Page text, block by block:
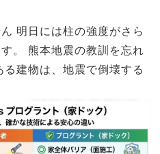
明日には柱の強度がさら
。
熊本地震の教訓を忘れ
る建物は、地震で倒壊する